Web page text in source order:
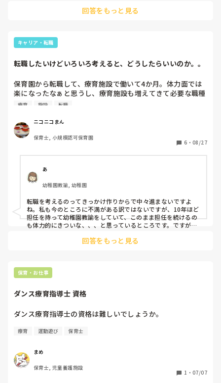
しっかりと関わりを持ち、信頼関係を築く事、その都度話をし
私の担当している子は、一緒に楽しい事をしている時は座って
いたり側に居たりします。
すべき行動を伝えてあげる事です。
何故、そうなっているか分かっていますか？
ADHDの診断が出ている子なんですか？
何故、その行動になっているのかは把握出来ていますか？
何か理由があるのかもしれないですし、ただの衝動かもしれま
衝動は抑えられないですし、そうならないように対応していく
事です。
回答をもっと見る
キャリア・転職
転職したいけどいろいろ考えると、どうしたらいいのか。。
保育園から転職して、療育施設で働いて4か月。体力面では
楽になったなぁと思うし、療育施設も増えてきて必要な職種
だとは思うのですが、やりがいをそこまで見つけられてない
ですが。。
年齢も51になり、体力的にどうなんだろうと考えちゃう部分
もあったり。
わたしぐらいの年で保育園に転職したという方はきっとたく
さんいるんだろうなと思うのですが。。
転職。。皆さんはどんなタイミングでどう動かれてるのでし
ょうか？
療育 施設 転職
ニコニコまん
保育士, 小規模認可保育園
6 ・ 08/27
あ
幼稚園教諭, 幼稚園
転職を考えるのってきっかけ作りからで中々進まないですよ
ね。私も今のところに不満がある訳ではないですが、10年ほど
担任を持って幼稚園教諭をしていて、このまま担任を続けるの
も体力的にきついな、、、と思っているところです。ですが、
考えようとずるずる続けています。療育施設も視野に入れて転
回答をもっと見る
保育・お仕事
ダンス療育指導士 資格
ダンス療育指導士の資格は難しいでしょうか。
療育 運動遊び 保育士
まめ
保育士, 児童養護施設
1 ・ 07/07